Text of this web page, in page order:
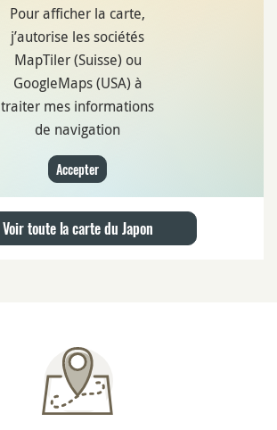
Pour afficher la carte,
j’autorise les sociétés
MapTiler (Suisse) ou
GoogleMaps (USA) à
traiter mes informations
de navigation
Accepter
Voir toute la carte du Japon